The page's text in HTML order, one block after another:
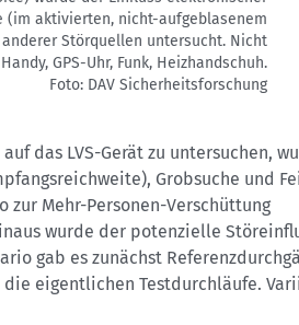
(im aktivierten, nicht-aufgeblasenem
Störquellen untersucht. Nicht
GPS-Uhr, Funk, Heizhandschuh.
Foto: DAV Sicherheitsforschung
das LVS-Gerät zu untersuchen,
Grobsuche und
zur Mehr-Personen-Verschüttung
wurde der potenzielle
gab es zunächst
eigentlichen Testdurchläufe.